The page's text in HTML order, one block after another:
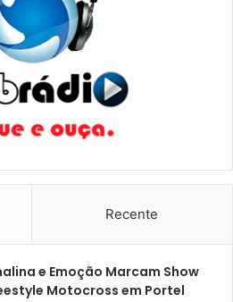
Recente
e Emoção Marcam Show
Motocross em Portel